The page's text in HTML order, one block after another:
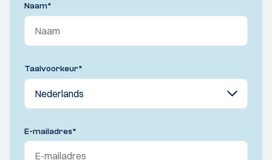
Naam*
Taalvoorkeur*
E-mailadres*